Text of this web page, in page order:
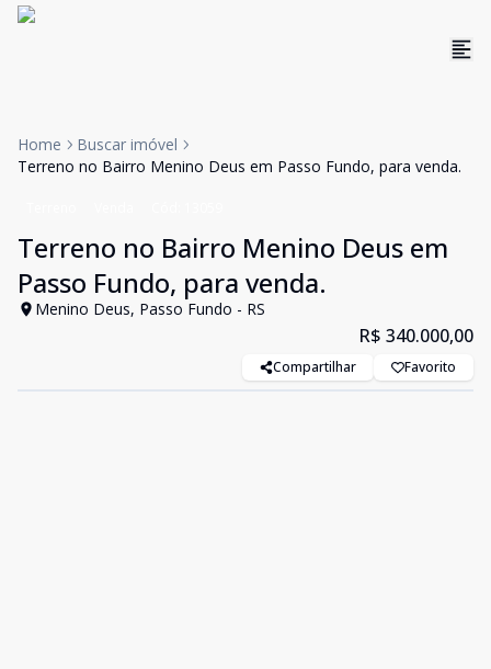
Home
Buscar imóvel
Terreno no Bairro Menino Deus em Passo Fundo, para venda.
Terreno no Bairro Menino Deus em
Passo Fundo, para venda.
Menino Deus, Passo Fundo - RS
R$ 340.000,00
Compartilhar Favorito